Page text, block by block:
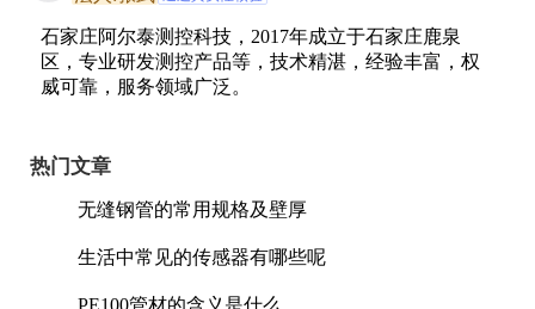
石家庄阿尔泰测控科技，2017年成立于石家庄鹿泉
区，专业研发测控产品等，技术精湛，经验丰富，权
威可靠，服务领域广泛。
热门文章
无缝钢管的常用规格及壁厚
生活中常见的传感器有哪些呢
PE100管材的含义是什么